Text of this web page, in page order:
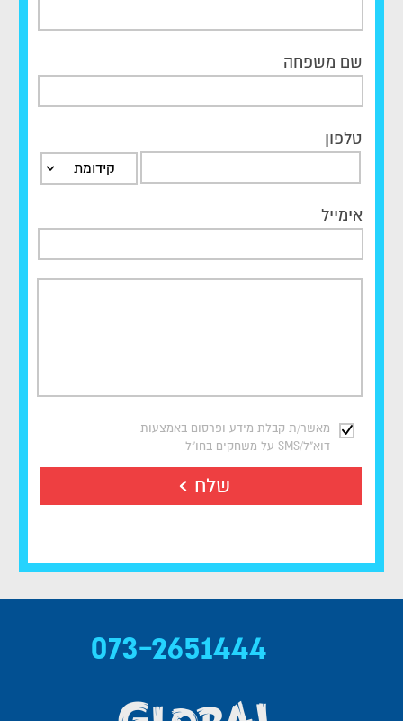
שם משפחה
טלפון
קידומת
אימייל
מאשר/ת קבלת מידע ופרסום באמצעות
דוא"ל/SMS על משחקים בחו"ל
שלח
073-2651444